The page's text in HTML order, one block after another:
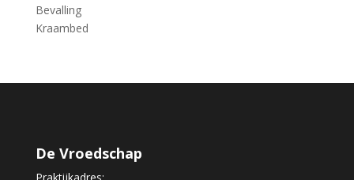
Bevalling
Kraambed
De Vroedschap